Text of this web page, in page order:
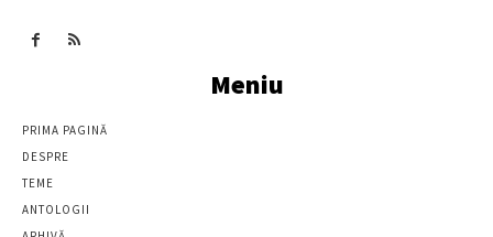
Meniu
PRIMA PAGINĂ
DESPRE
TEME
ANTOLOGII